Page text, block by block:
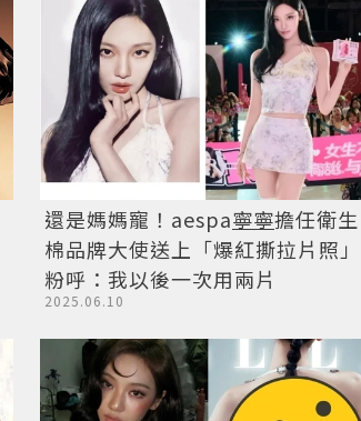
還是媽媽寵！aespa寧寧擔任衛生
棉品牌大使送上「爆紅撕拉片照」
粉呼：我以後一次用兩片
2025.06.10